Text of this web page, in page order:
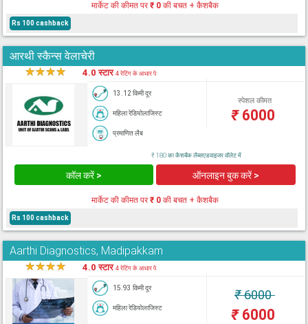
मार्केट की कीमत पर₹ 0की बचत + कैशबैक
Rs 100 cashback
आरथी स्कैन्स वेलाचेरी
★★★★ 4.0 स्टार4 रेटिंग के आधार पे
13.12 किमी दूर
महिला रेडियोलाजिस्ट
प्रमाणित लैब
स्पेशल कीमत
₹6000
₹ 180 का कैशबैक लैब्सएडवाइजर वॉलेट में
कॉल करें > ऑनलाइन बुक करें >
मार्केट की कीमत पर₹ 0की बचत + कैशबैक
Rs 100 cashback
Aarthi Diagnostics, Madipakkam
★★★★ 4.0 स्टार4 रेटिंग के आधार पे
15.93 किमी दूर
महिला रेडियोलाजिस्ट
₹6000
₹6000